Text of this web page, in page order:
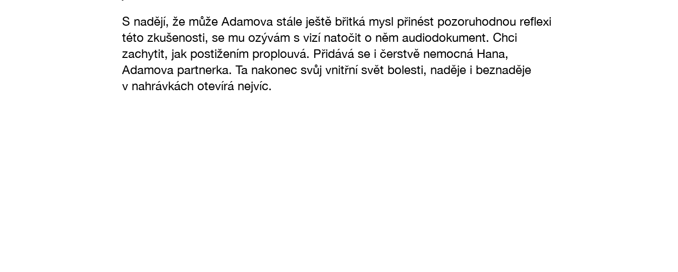
S nadějí, že může Adamova stále ještě břitká mysl přinést pozoruhodnou reflexi
této zkušenosti, se mu ozývám s vizí natočit o něm audiodokument. Chci
zachytit, jak postižením proplouvá. Přidává se i čerstvě nemocná Hana,
Adamova partnerka. Ta nakonec svůj vnitřní svět bolesti, naděje i beznaděje
v nahrávkách otevírá nejvíc.